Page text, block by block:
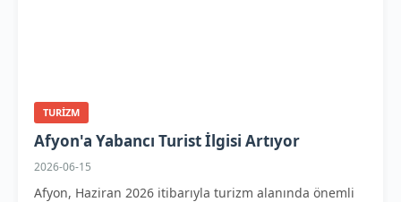
TURIZM
Afyon'a Yabancı Turist İlgisi Artıyor
2026-06-15
Afyon, Haziran 2026 itibarıyla turizm alanında önemli